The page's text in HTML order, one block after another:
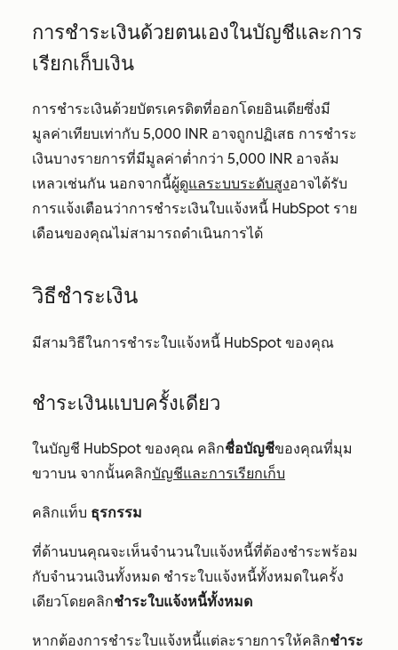
การชำระเงินด้วยตนเองในบัญชีและการ
เรียกเก็บเงิน
การชำระเงินด้วยบัตรเครดิตที่ออกโดยอินเดียซึ่งมี
มูลค่าเทียบเท่ากับ 5,000 INR อาจถูกปฏิเสธ การชำระ
เงินบางรายการที่มีมูลค่าต่ำกว่า 5,000 INR อาจล้ม
เหลวเช่นกัน นอกจากนี้ผู้ดูแลระบบระดับสูงอาจได้รับ
การแจ้งเตือนว่าการชำระเงินใบแจ้งหนี้ HubSpot ราย
เดือนของคุณไม่สามารถดำเนินการได้
วิธีชำระเงิน
มีสามวิธีในการชำระใบแจ้งหนี้ HubSpot ของคุณ
ชำระเงินแบบครั้งเดียว
ในบัญชี HubSpot ของคุณ คลิกชื่อบัญชีของคุณที่มุม
ขวาบน จากนั้นคลิกบัญชีและการเรียกเก็บ
คลิกแท็บ ธุรกรรม
ที่ด้านบนคุณจะเห็นจำนวนใบแจ้งหนี้ที่ต้องชำระพร้อม
กับจำนวนเงินทั้งหมด ชำระใบแจ้งหนี้ทั้งหมดในครั้ง
เดียวโดยคลิกชำระใบแจ้งหนี้ทั้งหมด
หากต้องการชำระใบแจ้งหนี้แต่ละรายการให้คลิกชำระ